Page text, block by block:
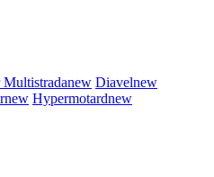
Multistradanew Diavelnew
new Hypermotardnew